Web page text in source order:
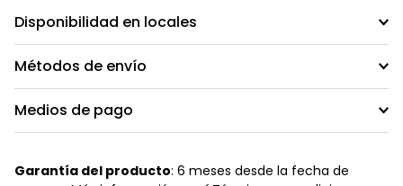
Disponibilidad en locales
Métodos de envío
Medios de pago
Garantía del producto: 6 meses desde la fecha de